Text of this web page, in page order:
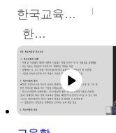
한국교육학술정보원
한국교육학술정보원